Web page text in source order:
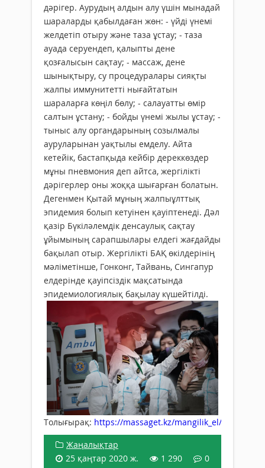
дәрігер. Аурудың алдын алу үшін мынадай
шараларды қабылдаған жөн: - үйді үнемі
желдетіп отыру және таза ұстау; - таза
ауада серуендеп, қалыпты дене
қозғалысын сақтау; - массаж, дене
шынықтыру, су процедуралары сияқты
жалпы иммунитетті нығайтатын
шараларға көңіл бөлу; - салауатты өмір
салтын ұстану; - бойды үнемі жылы ұстау; -
тыныс алу органдарының созылмалы
ауруларынан уақтылы емделу. Айта
кетейік, бастапқыда кейбір дереккөздер
мұны пневмония деп айтса, жергілікті
дәрігерлер оны жоққа шығарған болатын.
Дегенмен Қытай мұның жалпыұлттық
эпидемия болып кетуінен қауіптенеді. Дәл
қазір Бүкіләлемдік денсаулық сақтау
ұйымының сарапшылары елдегі жағдайды
бақылап отыр. Жергілікті БАҚ өкілдерінің
мәліметінше, Гонконг, Тайвань, Сингапур
елдерінде қауіпсіздік мақсатында
эпидемиологиялық бақылау күшейтілді.
Толығырақ: https://massaget.kz/mangilik_el/
Жаңалықтар
25 қаңтар 2020 ж.
1 290 0